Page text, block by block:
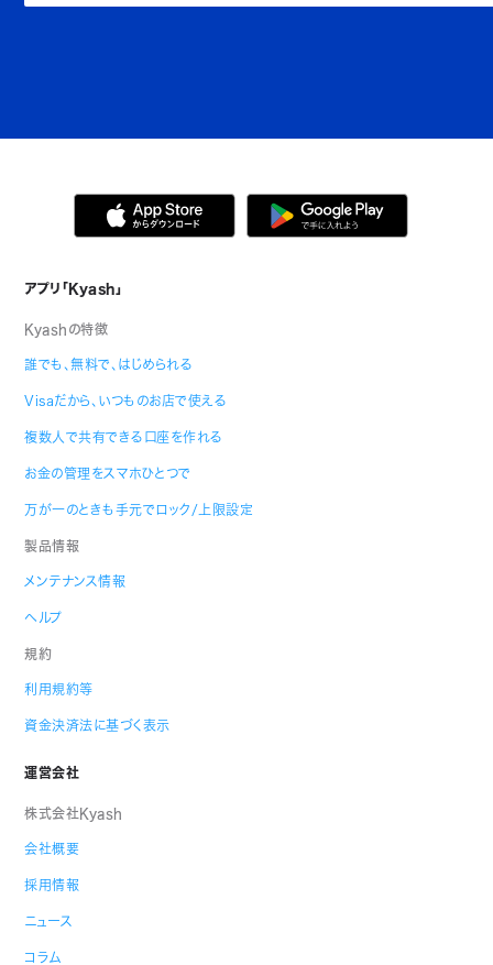
アプリ「Kyash」
Kyashの特徴
誰でも、無料で、はじめられる
Visaだから、いつものお店で使える
複数人で共有できる口座を作れる
お金の管理をスマホひとつで
万が一のときも手元でロック/上限設定
製品情報
メンテナンス情報
ヘルプ
規約
利用規約等
資金決済法に基づく表示
運営会社
株式会社Kyash
会社概要
採用情報
ニュース
コラム